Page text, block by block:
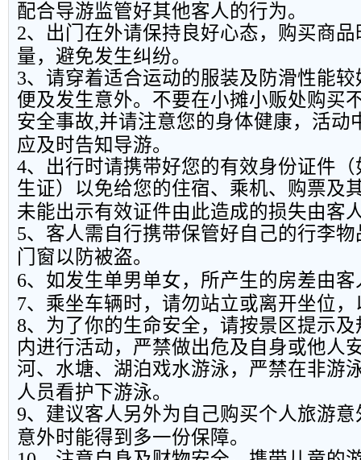
配合导游监管好其他客人的行为。
2、出门在外请保持良好心态，购买商
量，避免发生纠纷。
3、请穿着适合运动的服装及防滑性能
便及发生意外。不要在小摊小贩处购买
安全事故,并请注意您的身体健康，活动
应及时告知导游。
4、出行时请携带好您的有效身份证件
生证）以免给您的住宿、乘机、购票及
未能出示有效证件由此造成的损失由客
5、客人需自行携带保管好自己的行李
门窗以防被盗。
6、如发生单男单女，所产生的房差由客
7、乘坐车辆时，请勿站立或离开坐位
8、为了你的生命安全，请按景区提示
内进行活动，严禁做出危及自身或他人
河、水塘、湖泊戏水游泳，严禁在非游
人员看护下游泳。
9、建议客人另外为自己购买个人旅游
意外时能得到多一份保障。